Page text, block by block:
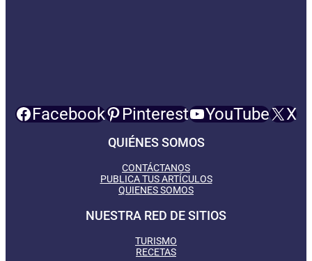
Facebook Pinterest YouTube X
QUIÉNES SOMOS
CONTÁCTANOS
PUBLICA TUS ARTÍCULOS
QUIENES SOMOS
NUESTRA RED DE SITIOS
TURISMO
RECETAS